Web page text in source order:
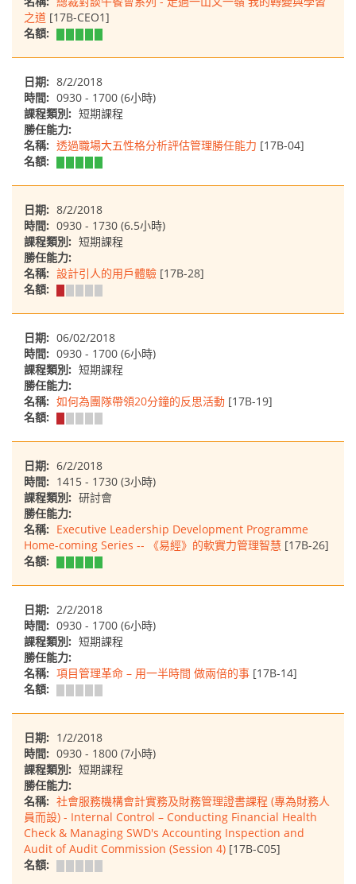
之道 [17B-CEO1]
名額:
日期: 8/2/2018
時間: 0930 - 1700 (6小時)
課程類別: 短期課程
勝任能力:
名稱: 透過職場大五性格分析評估管理勝任能力 [17B-04]
名額:
日期: 8/2/2018
時間: 0930 - 1730 (6.5小時)
課程類別: 短期課程
勝任能力:
名稱: 設計引人的用戶體驗 [17B-28]
名額:
日期: 06/02/2018
時間: 0930 - 1700 (6小時)
課程類別: 短期課程
勝任能力:
名稱: 如何為團隊帶領20分鐘的反思活動 [17B-19]
名額:
日期: 6/2/2018
時間: 1415 - 1730 (3小時)
課程類別: 研討會
勝任能力:
名稱: Executive Leadership Development Programme
Home-coming Series -- 《易經》的軟實力管理智慧 [17B-26]
名額:
日期: 2/2/2018
時間: 0930 - 1700 (6小時)
課程類別: 短期課程
勝任能力:
名稱: 項目管理革命 – 用一半時間 做兩倍的事 [17B-14]
名額:
日期: 1/2/2018
時間: 0930 - 1800 (7小時)
課程類別: 短期課程
勝任能力:
名稱: 社會服務機構會計實務及財務管理證書課程 (專為財務人
員而設) - Internal Control – Conducting Financial Health
Check & Managing SWD's Accounting Inspection and
Audit of Audit Commission (Session 4) [17B-C05]
名額: